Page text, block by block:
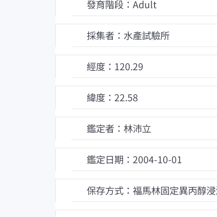
發育階段：Adult
採集者：水產試驗所
經度：120.29
緯度：22.58
鑑定者：林沛立
鑑定日期：2004-10-01
保存方式：福馬林固定異丙醇